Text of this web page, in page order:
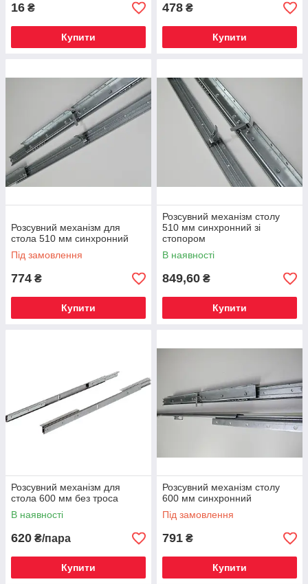
16 ₴
Купити
478 ₴
Купити
Розсувний механізм для
стола 510 мм синхронний
Під замовлення
774 ₴
Купити
Розсувний механізм столу
510 мм синхронний зі
стопором
В наявності
849,60 ₴
Купити
Розсувний механізм для
стола 600 мм без троса
В наявності
620 ₴/пара
Купити
Розсувний механізм столу
600 мм синхронний
Під замовлення
791 ₴
Купити